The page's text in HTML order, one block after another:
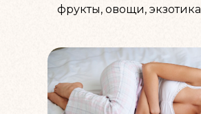
фрукты, овощи,